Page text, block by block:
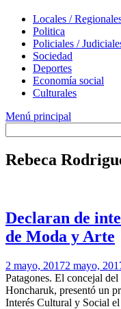
Locales /
Politica
Policiales /
Sociedad
Deportes
Economía social
Culturales
Menú principal
Rebeca
Declaran de
de Moda y Arte
2 mayo, 20172 mayo,
Patagones. El concejal
Honcharuk, presentó un
Interés Cultural y Social